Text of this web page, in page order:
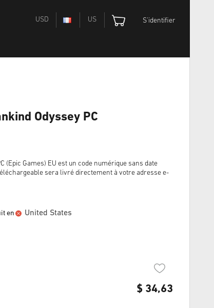
USD US S'identifier
Odyssey PC
(Epic Games) EU est un code numérique sans date
sera livré directement à votre adresse e-
en United States
$ 34,63